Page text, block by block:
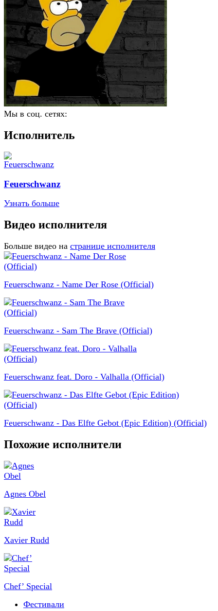
Мы в соц. сетях:
Исполнитель
Feuerschwanz
Узнать больше
Видео исполнителя
Больше видео на странице исполнителя
Feuerschwanz - Name Der Rose (Official)
Feuerschwanz - Sam The Brave (Official)
Feuerschwanz feat. Doro - Valhalla (Official)
Feuerschwanz - Das Elfte Gebot (Epic Edition) (Official)
Похожие исполнители
Agnes Obel
Xavier Rudd
Chef’ Special
Фестивали